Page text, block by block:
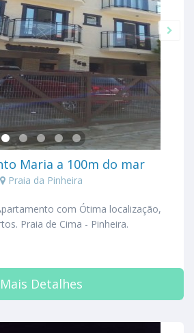
Maria a 100m do mar
Praia da Pinheira
com Ótima localização,
Praia de Cima - Pinheira.
Mais Detalhes